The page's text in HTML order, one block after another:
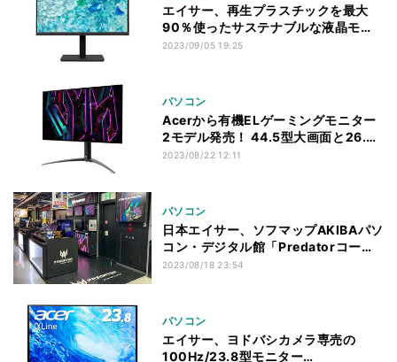
エイサー、再生プラスチックを最大
90％使ったサステナブルな液晶モニ
タ
2023/09/05 19:25
パソコン
Acerから有機ELゲーミングモニター
2モデル発売！ 44.5型大画面と26.5
型
2023/08/22 12:11
パソコン
日本エイサー、ソフマップAKIBAパソ
コン・デジタル館「Predatorコーナ
ー」をリニューアル
2023/08/18 23:54
パソコン
エイサー、ヨドバシカメラ専売の
100Hz/23.8型モニター